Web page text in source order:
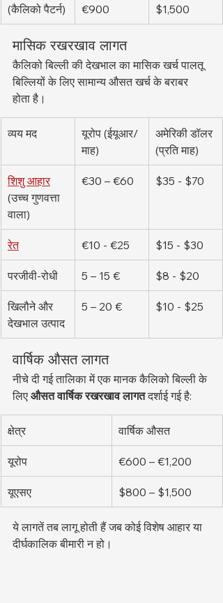
(कैलिको पैटर्न)
€900
$1,500
मासिक रखरखाव लागत
कैलिको बिल्ली की देखभाल का मासिक खर्च पालतू
बिल्लियों के लिए सामान्य औसत खर्च के बराबर
होता है।
व्यय मद
यूरोप (ईयूआर/
माह)
अमेरिकी डॉलर
(प्रति माह)
शिशु आहार
(उच्च गुणवत्ता
वाला)
€30 – €60 $35 - $70
रेत €10 - €25 $15 - $30
परजीवी-रोधी 5 – 15 € $8 - $20
खिलौने और
देखभाल उत्पाद
5 – 20 € $10 - $25
वार्षिक औसत लागत
नीचे दी गई तालिका में एक मानक कैलिको बिल्ली के
लिए औसत वार्षिक रखरखाव लागत दर्शाई गई है:
क्षेत्र वार्षिक औसत
यूरोप €600 – €1,200
यूएसए $800 – $1,500
ये लागतें तब लागू होती हैं जब कोई विशेष आहार या
दीर्घकालिक बीमारी न हो।